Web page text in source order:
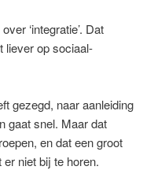
‘integratie’. Dat
liever op sociaal-
gezegd, naar aanleiding
gaat snel. Maar dat
en dat een groot
niet bij te horen.